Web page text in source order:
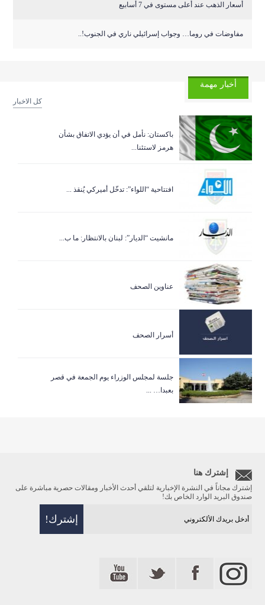
أسعار الذهب عند أعلى مستوى في 7 أسابيع
مفاوضات في روما… وجواب إسرائيلي ناري في الجنوب!..
أخبار مهمة
كل الاخبار
باكستان: نأمل في أن يؤدي الاتفاق بشأن
هرمز لاستئنا...
افتتاحية “اللواء”: تدخّل أميركي يُنقذ ...
مانشيت “الديار”: لبنان بالانتظار: ما ب...
عناوين الصحف
أسرار الصحف
جلسة لمجلس الوزراء يوم الجمعة في قصر
بعبدا… ...
إشترك هنا
إشترك مجاناً في النشرة الإخبارية لتلقي أحدث الأخبار ومقالات حصرية مباشرة على
صندوق البريد الوارد الخاص بك!